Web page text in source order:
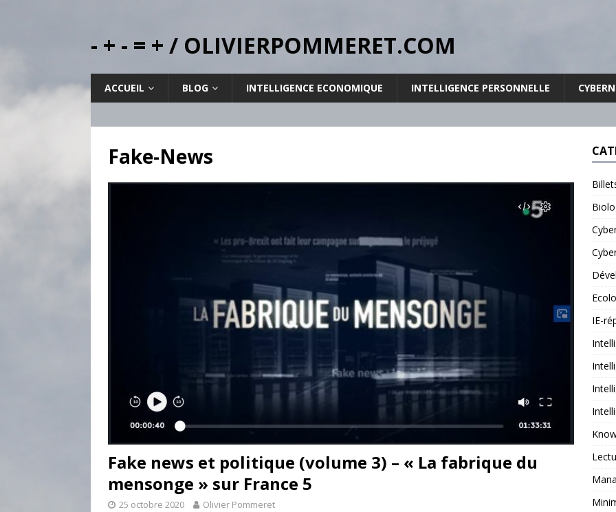
- + - = + / OLIVIERPOMMERET.COM
ACCUEIL BLOG INTELLIGENCE ECONOMIQUE INTELLIGENCE PERSONNELLE
Fake-News
Fake news et politique (volume 3) – « La fabrique du
mensonge » sur France 5
25 octobre 2020 Olivier Pommeret
IE-